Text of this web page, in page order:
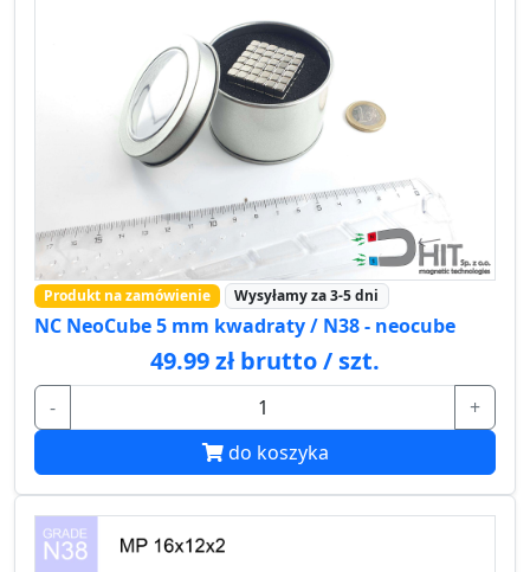
Produkt na zamówienie Wysyłamy za 3-5 dni
NC NeoCube 5 mm kwadraty / N38 - neocube
49.99 zł brutto / szt.
-
+
do koszyka